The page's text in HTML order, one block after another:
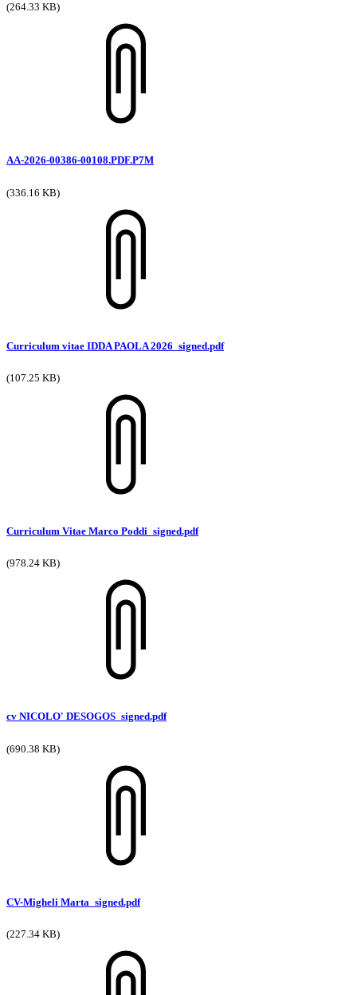
(264.33 KB)
AA-2026-00386-00108.PDF.P7M
(336.16 KB)
Curriculum vitae IDDA PAOLA 2026_signed.pdf
(107.25 KB)
Curriculum Vitae Marco Poddi_signed.pdf
(978.24 KB)
cv NICOLO' DESOGOS_signed.pdf
(690.38 KB)
CV-Migheli Marta_signed.pdf
(227.34 KB)